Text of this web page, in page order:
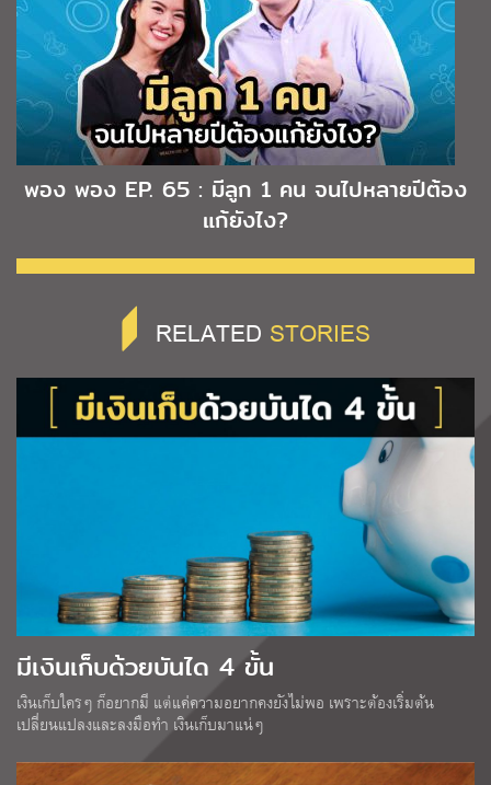
พอง พอง EP. 65 : มีลูก 1 คน จนไปหลายปีต้อง
แก้ยังไง?
RELATED STORIES
มีเงินเก็บด้วยบันได 4 ขั้น
เงินเก็บใครๆ ก็อยากมี แต่แค่ความอยากคงยังไม่พอ เพราะต้องเริ่มต้น
เปลี่ยนแปลงและลงมือทำ เงินเก็บมาแน่ๆ